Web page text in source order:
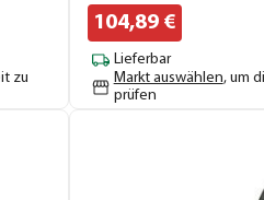
zu
104,89€
Lieferbar
Markt auswählen, um
prüfen